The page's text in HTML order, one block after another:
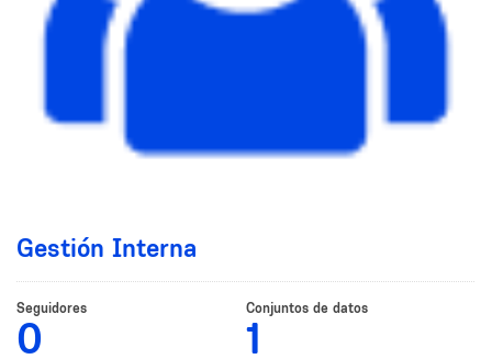
Gestión Interna
Seguidores
0
Conjuntos de datos
1